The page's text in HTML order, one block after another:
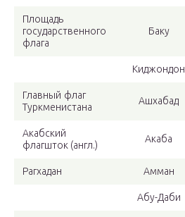
Площадь
государственного
флага
Баку
Киджондон
Главный флаг
Туркменистана
Ашхабад
Акабский
флагшток (англ.)
Акаба
Рагхадан Амман
Абу-Даби